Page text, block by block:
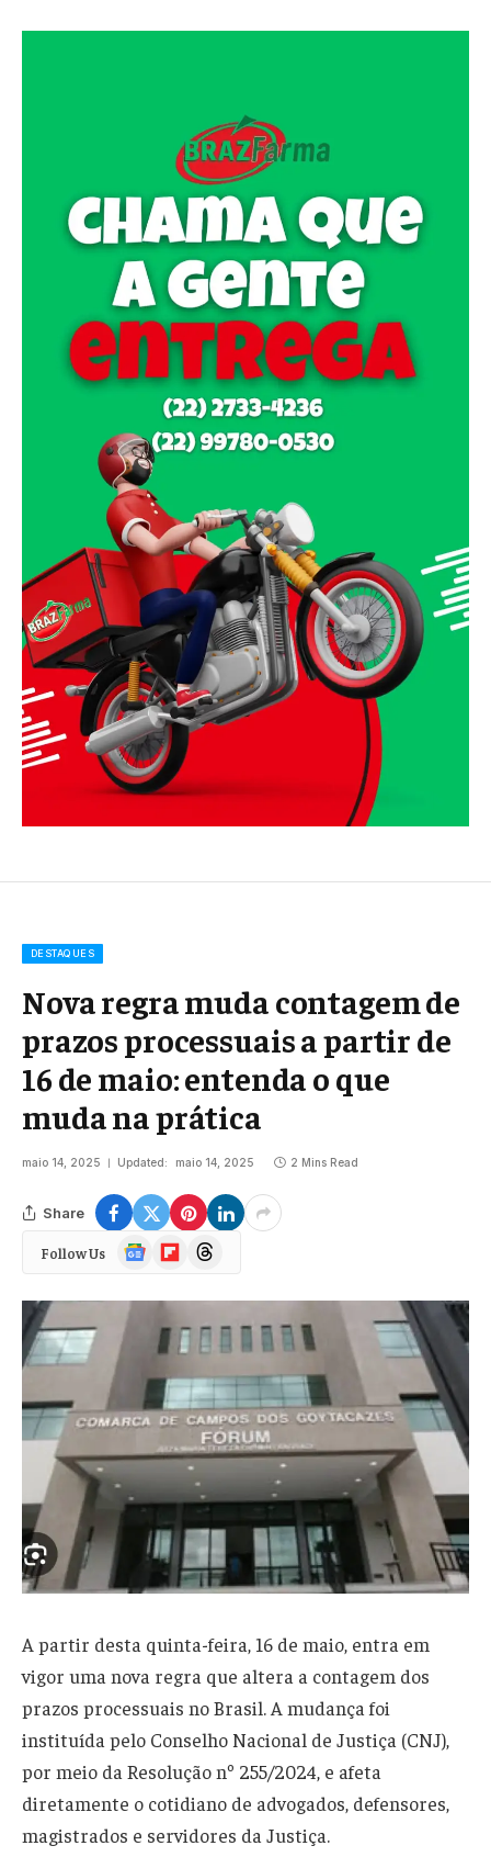
DESTAQUES
Nova regra muda contagem de
prazos processuais a partir de
16 de maio: entenda o que
muda na prática
maio 14, 2025 Updated: maio 14, 2025 2 Mins Read
Share
Follow Us
Google
News
FlipboardThreads
A partir desta quinta-feira, 16 de maio, entra em
vigor uma nova regra que altera a contagem dos
prazos processuais no Brasil. A mudança foi
instituída pelo Conselho Nacional de Justiça (CNJ),
por meio da Resolução nº 255/2024, e afeta
diretamente o cotidiano de advogados, defensores,
magistrados e servidores da Justiça.